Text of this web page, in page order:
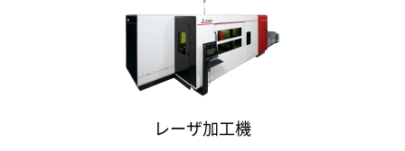
レーザ加工機